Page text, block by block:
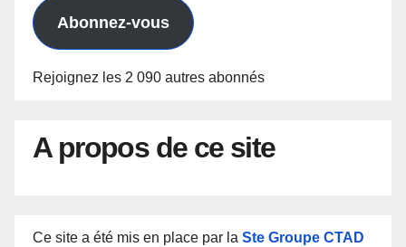
mail
Abonnez-vous
Rejoignez les 2 090 autres abonnés
A propos de ce site
Ce site a été mis en place par la Ste Groupe CTAD